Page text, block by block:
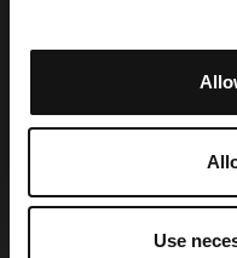
Use
Crea un account
Informazioni
Informativa sulla privacy